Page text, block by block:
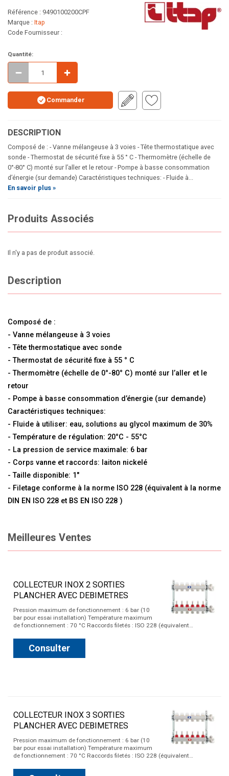
Référence : 9490100200CPF
Marque : Itap
Code Fournisseur :
Quantité:
Commander
DESCRIPTION
Composé de : - Vanne mélangeuse à 3 voies - Tête thermostatique avec
sonde - Thermostat de sécurité fixe à 55 ° C - Thermomètre (échelle de
0°-80° C) monté sur l’aller et le retour - Pompe à basse consommation
d’énergie (sur demande) Caractéristiques techniques: - Fluide à...
En savoir plus »
Produits Associés
Il n'y a pas de produit associé.
Description
Composé de :
- Vanne mélangeuse à 3 voies
- Tête thermostatique avec sonde
- Thermostat de sécurité fixe à 55 ° C
- Thermomètre (échelle de 0°-80° C) monté sur l’aller et le
retour
- Pompe à basse consommation d’énergie (sur demande)
Caractéristiques techniques:
- Fluide à utiliser: eau, solutions au glycol maximum de 30%
- Température de régulation: 20°C - 55°C
- La pression de service maximale: 6 bar
- Corps vanne et raccords: laiton nickelé
- Taille disponible: 1"
- Filetage conforme à la norme ISO 228 (équivalent à la norme
DIN EN ISO 228 et BS EN ISO 228 )
Meilleures Ventes
COLLECTEUR INOX 2 SORTIES
PLANCHER AVEC DEBIMETRES
Pression maximum de fonctionnement : 6 bar (10
bar pour essai installation) Température maximum
de fonctionnement : 70 °C Raccords filetés : ISO 228 (équivalent…
Consulter
COLLECTEUR INOX 3 SORTIES
PLANCHER AVEC DEBIMETRES
Pression maximum de fonctionnement : 6 bar (10
bar pour essai installation) Température maximum
de fonctionnement : 70 °C Raccords filetés : ISO 228 (équivalent…